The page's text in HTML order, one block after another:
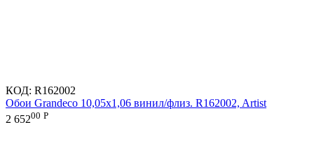
КОД: R162002
Обои Grandeco 10,05х1,06 винил/флиз. R162002, Artist
2 65200 Р